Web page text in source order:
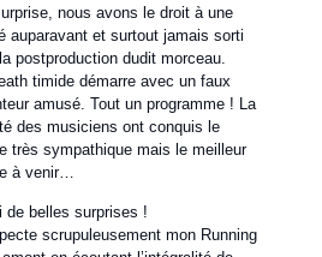
nous avons le droit à une
auparavant et surtout jamais sorti
postproduction dudit morceau.
timide démarre avec un faux
amusé. Tout un programme ! La
des musiciens ont conquis le
très sympathique mais le meilleur
à venir…
de belles surprises !
scrupuleusement mon Running